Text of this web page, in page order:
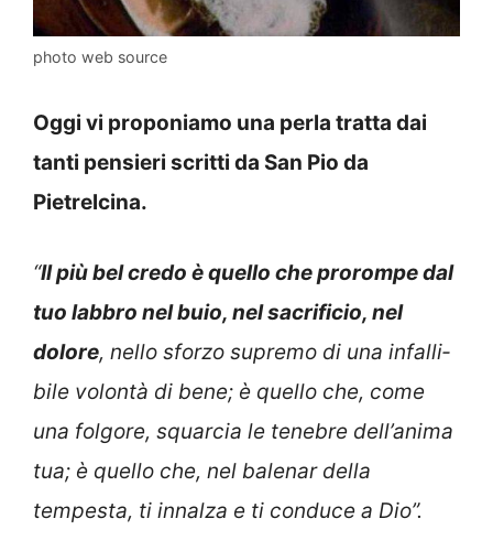
photo web source
Oggi vi proponiamo una perla tratta dai
tanti pensieri scritti da San Pio da
Pietrelcina.
“Il più bel credo è quello che prorompe dal
tuo labbro nel buio, nel sacrificio, nel
dolore, nello sforzo supremo di una infalli­
bile volontà di bene; è quello che, come
una folgore, squarcia le tenebre dell’anima
tua; è quello che, nel balenar della
tempesta, ti innalza e ti conduce a Dio”.